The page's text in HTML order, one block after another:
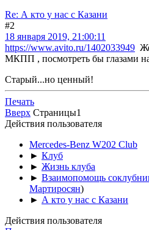
Re: А кто у нас с Казани
#2
18 января 2019, 21:00:11
https://www.avito.ru/1402033949
МКПП , посмотреть бы глазами
Старый...но ценный!
Печать
Вверх Страницы1
Действия пользователя
Mercedes-Benz W202 Club
► Клуб
► Жизнь клуба
► Взаимопомощь
Мартиросян)
► А кто у нас с Казани
Действия пользователя